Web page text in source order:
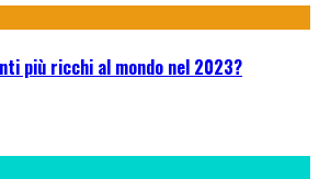
più ricchi al mondo nel 2023?